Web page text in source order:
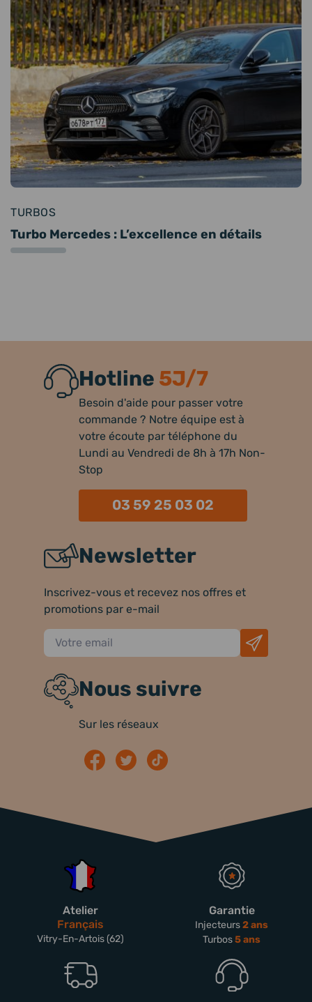
TURBOS
Turbo Mercedes : L’excellence en détails
Hotline 5J/7
Besoin d'aide pour passer votre
commande ? Notre équipe est à
votre écoute par téléphone du
Lundi au Vendredi de 8h à 17h Non-
Stop
03 59 25 03 02
Newsletter
Inscrivez-vous et recevez nos offres et
promotions par e-mail
Nous suivre
Sur les réseaux
Atelier
Français
Vitry-En-Artois (62)
Garantie
Injecteurs2 ans
Turbos5 ans